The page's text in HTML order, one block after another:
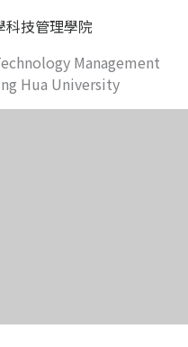
科技管理學院
Management
Hua University